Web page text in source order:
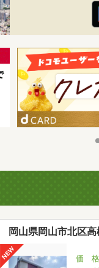
岡山県岡山市北区
価 格